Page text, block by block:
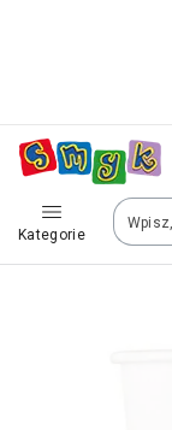
Kategorie
Polska
Twoje